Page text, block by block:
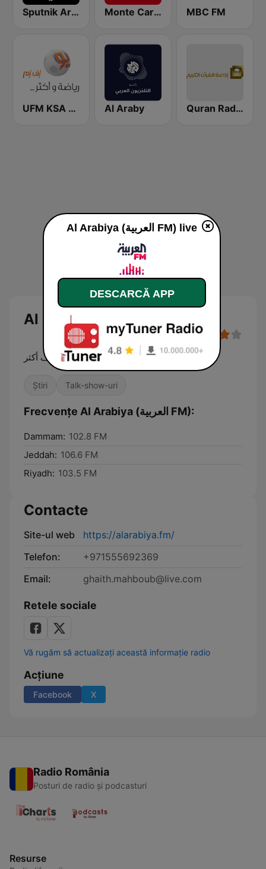
Sputnik Arabic (عربي) Monte Carlo Doualiya MBC FM
UFM KSA (يو إف إم) Al Araby Quran Radio اذاعة القرآن الكريم - الرياض
Al Arabiya (العربية FM)
أن تعرف أكثر
Știri Talk-show-uri
Frecvențe Al Arabiya (العربية FM):
Dammam: 102.8 FM
Jeddah: 106.6 FM
Riyadh: 103.5 FM
Contacte
Site-ul web
https://alarabiya.fm/
Telefon:
+971555692369
Email:
ghaith.mahboub@live.com
Retele sociale
Vă rugăm să actualizați această informație radio
Acțiune
Facebook X
Radio România
Posturi de radio și podcasturi
Resurse
Al Arabiya (العربية FM) live
DESCARCĂ APP